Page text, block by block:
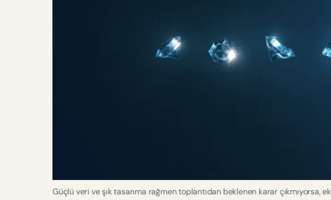
Güçlü veri ve şık tasarıma rağmen toplantıdan beklenen karar